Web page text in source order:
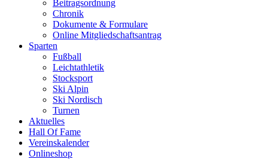
Beitragsordnung
Chronik
Dokumente & Formulare
Online Mitgliedschaftsantrag
Sparten
Fußball
Leichtathletik
Stocksport
Ski Alpin
Ski Nordisch
Turnen
Aktuelles
Hall Of Fame
Vereinskalender
Onlineshop